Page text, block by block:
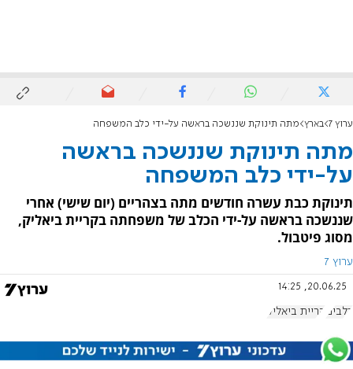
ערוץ 7 בארץ מתה תינוקת שננשכה בראשה על-ידי כלב המשפחה
מתה תינוקת שננשכה בראשה
על-ידי כלב המשפחה
תינוקת כבת עשרה חודשים מתה בצהריים (יום שישי) אחרי
שננשכה בראשה על-ידי הכלב של משפחתה בקריית ביאליק,
מסוג פיטבול.
ערוץ 7
20.06.25, 14:25
כלבים קריית ביאליק